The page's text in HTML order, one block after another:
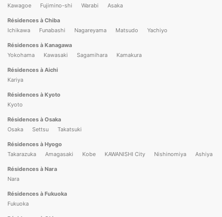
Kawagoe
Fujimino-shi Warabi Asaka
Résidences à Chiba
Ichikawa
Funabashi Nagareyama Matsudo Yachiyo
Résidences à Kanagawa
Yokohama
Kawasaki Sagamihara Kamakura
Résidences à Aichi
Kariya
Résidences à Kyoto
Kyoto
Résidences à Osaka
Osaka
Settsu Takatsuki
Résidences à Hyogo
Takarazuka
Amagasaki Kobe KAWANISHI City Nishinomiya Ashiya
Résidences à Nara
Nara
Résidences à Fukuoka
Fukuoka